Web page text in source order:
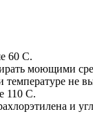
60 С.
моющими
температуре не
110 С.
и